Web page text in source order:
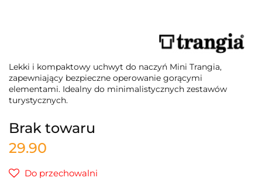
Lekki i kompaktowy uchwyt do naczyń Mini Trangia,
zapewniający bezpieczne operowanie gorącymi
elementami. Idealny do minimalistycznych zestawów
turystycznych.
Brak towaru
29.90
Do przechowalni